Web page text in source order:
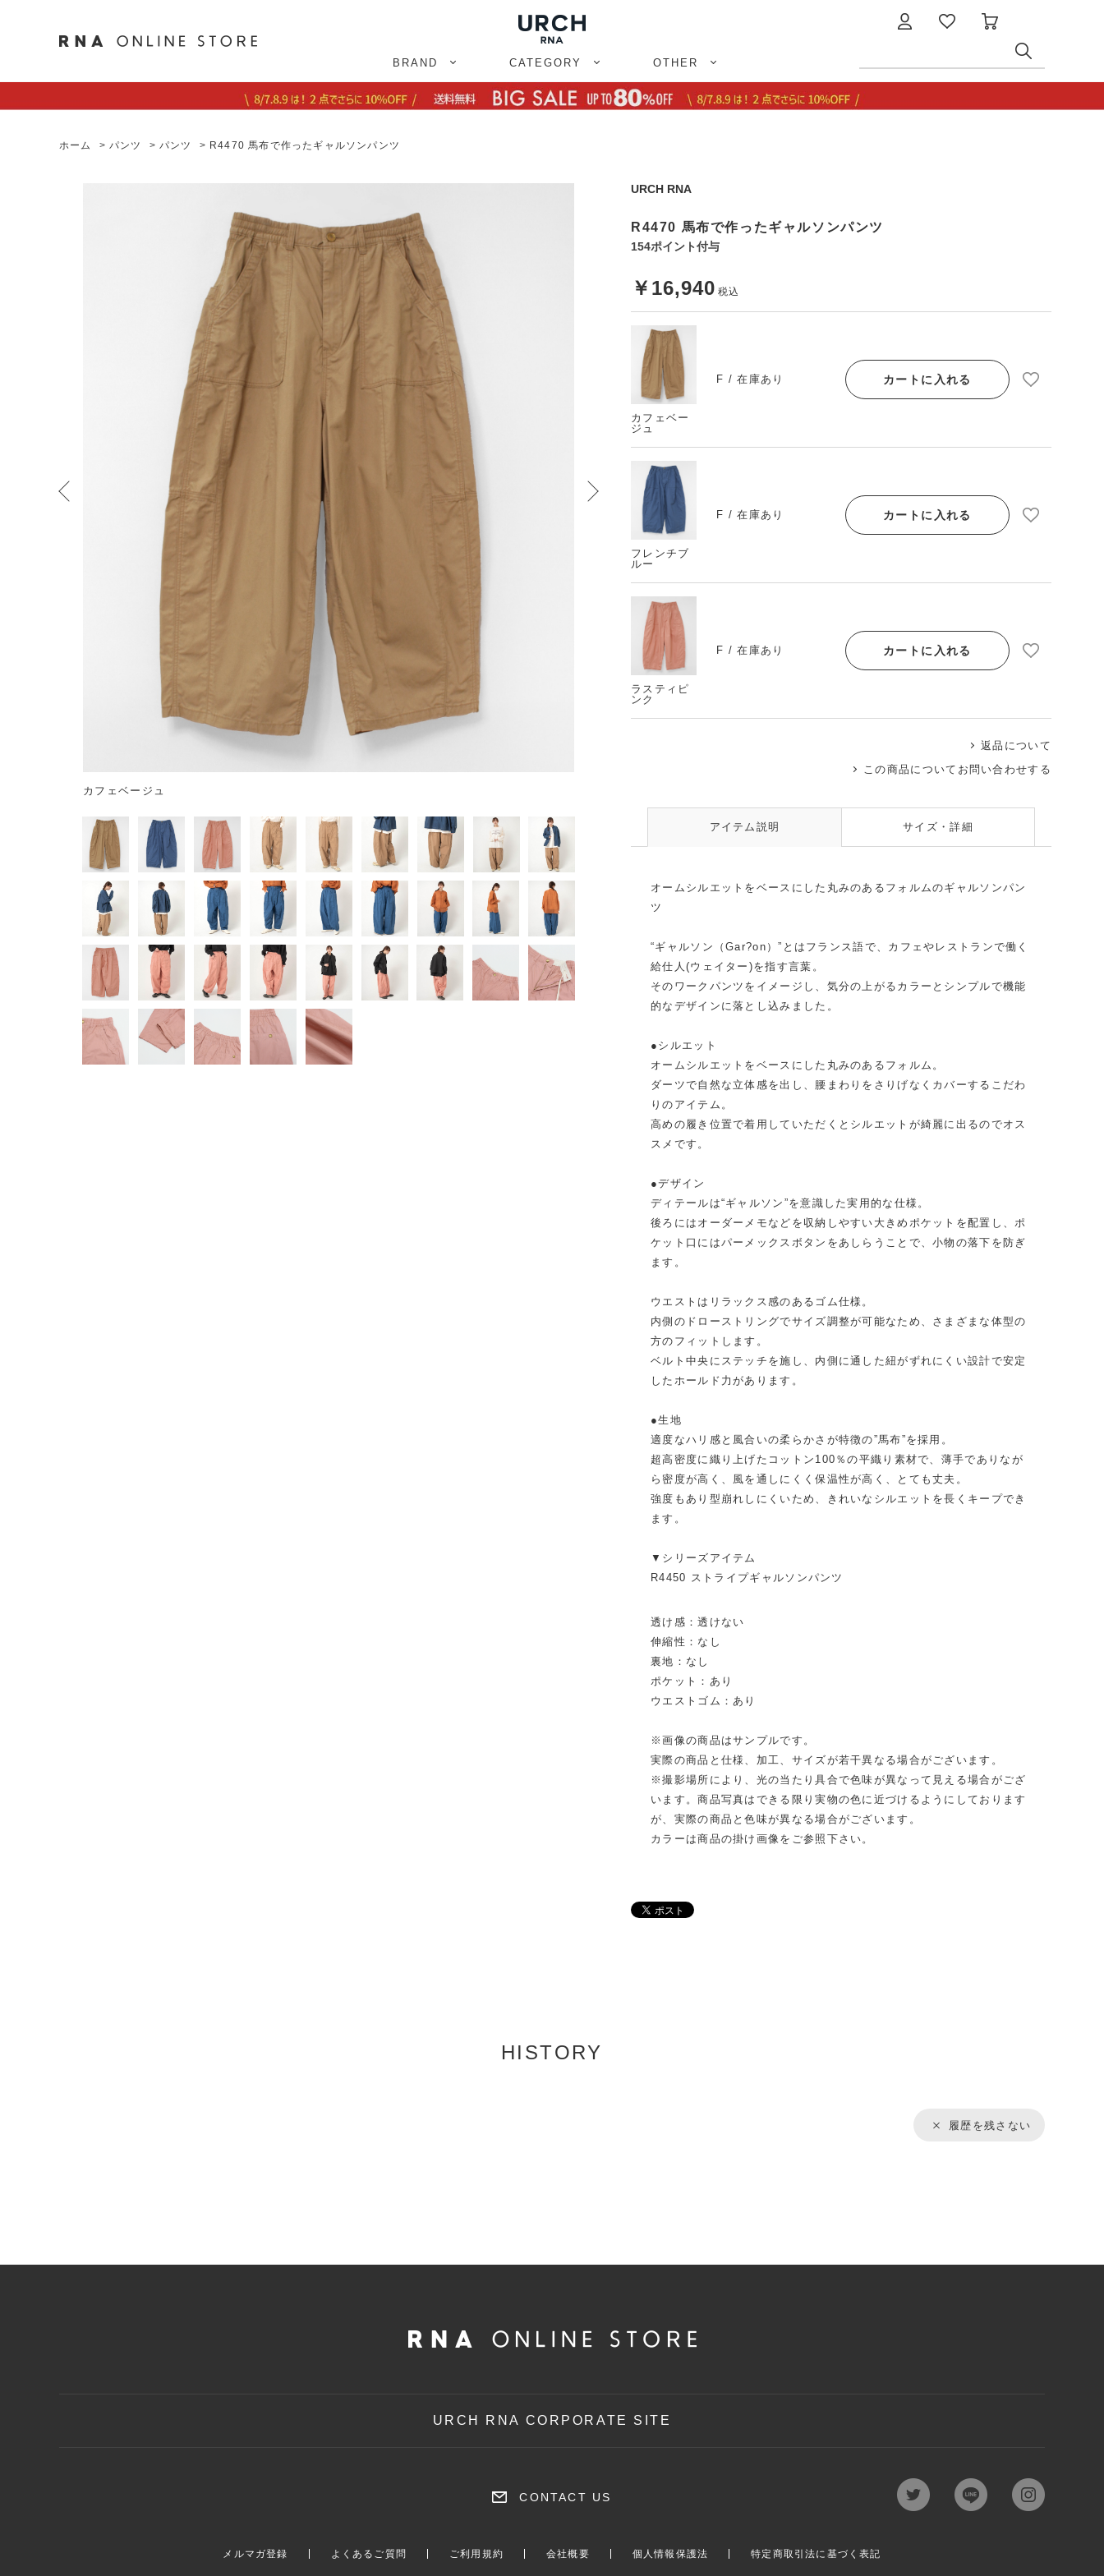
BRAND CATEGORY OTHER
ホーム > パンツ > パンツ > R4470 馬布で作ったギャルソンパンツ
カフェベージュ
URCH RNA
R4470 馬布で作ったギャルソンパンツ
154ポイント付与
￥16,940 税込
カフェベー
ジュ
F / 在庫あり カートに入れる
フレンチブ
ルー
F / 在庫あり カートに入れる
ラスティピ
ンク
F / 在庫あり カートに入れる
返品について
この商品についてお問い合わせする
アイテム説明 サイズ・詳細
オームシルエットをベースにした丸みのあるフォルムのギャルソンパン
ツ
“ギャルソン（Gar?on）”とはフランス語で、カフェやレストランで働く
給仕人(ウェイター)を指す言葉。
そのワークパンツをイメージし、気分の上がるカラーとシンプルで機能
的なデザインに落とし込みました。
●シルエット
オームシルエットをベースにした丸みのあるフォルム。
ダーツで自然な立体感を出し、腰まわりをさりげなくカバーするこだわ
りのアイテム。
高めの履き位置で着用していただくとシルエットが綺麗に出るのでオス
スメです。
●デザイン
ディテールは“ギャルソン”を意識した実用的な仕様。
後ろにはオーダーメモなどを収納しやすい大きめポケットを配置し、ポ
ケット口にはパーメックスボタンをあしらうことで、小物の落下を防ぎ
ます。
ウエストはリラックス感のあるゴム仕様。
内側のドローストリングでサイズ調整が可能なため、さまざまな体型の
方のフィットします。
ベルト中央にステッチを施し、内側に通した紐がずれにくい設計で安定
したホールド力があります。
●生地
適度なハリ感と風合いの柔らかさが特徴の”馬布”を採用。
超高密度に織り上げたコットン100％の平織り素材で、薄手でありなが
ら密度が高く、風を通しにくく保温性が高く、とても丈夫。
強度もあり型崩れしにくいため、きれいなシルエットを長くキープでき
ます。
▼シリーズアイテム
R4450 ストライプギャルソンパンツ
透け感：透けない
伸縮性：なし
裏地：なし
ポケット：あり
ウエストゴム：あり
※画像の商品はサンプルです。
実際の商品と仕様、加工、サイズが若干異なる場合がございます。
※撮影場所により、光の当たり具合で色味が異なって見える場合がござ
います。商品写真はできる限り実物の色に近づけるようにしております
が、実際の商品と色味が異なる場合がございます。
カラーは商品の掛け画像をご参照下さい。
HISTORY
履歴を残さない
URCH RNA CORPORATE SITE
CONTACT US
メルマガ登録 よくあるご質問 ご利用規約 会社概要 個人情報保護法 特定商取引法に基づく表記